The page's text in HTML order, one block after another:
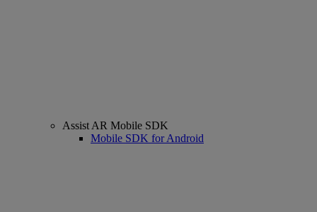
Assist AR Mobile SDK
Mobile SDK for Android